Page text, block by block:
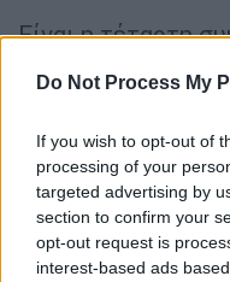
Do Not Process My
If you wish to opt-out of
processing of your
targeted advertising by
section to confirm your
opt-out request is
interest-based ads
Είναι η τέταρτη
Γιώργου
στο
Καννών μετά τον
τον Θάνατο του
στη συλλογή τους
αλλά αυτή τη
Φοίνικα.